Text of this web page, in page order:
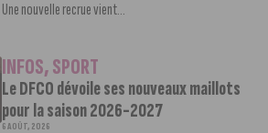
Une nouvelle recrue vient...
INFOS,SPORT
Le DFCO dévoile ses nouveaux maillots
pour la saison 2026-2027
6 AOÛT, 2026